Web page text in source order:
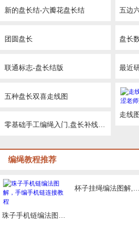
新的盘长结-六瓣花盘长结
团圆盘长 盘长
联通标志-盘长结版
五种盘长双喜走线图
零基础手工编绳入门,盘长补线编法视频教程
编绳教程推荐
珠子手机链编法图解，手编手机链连接教程
杯子挂绳编法图解,教你简单水杯绳子如何编